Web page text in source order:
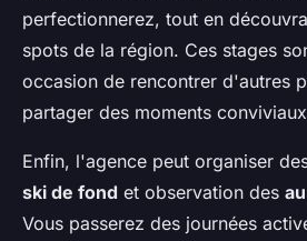
perfectionnerez, tout en
spots de la région. Ces stages
occasion de rencontrer d'autres
partager des moments
Enfin, l'agence peut organiser
ski de fond et observation des
Vous passerez des journées